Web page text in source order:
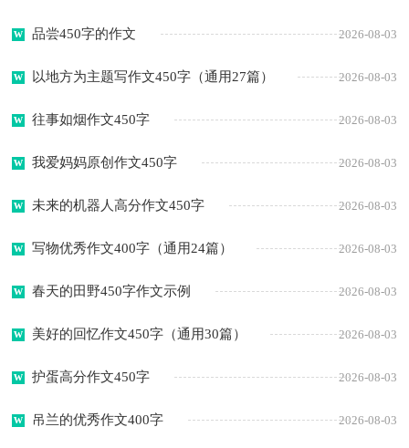
品尝450字的作文 2026-08-03
以地方为主题写作文450字（通用27篇） 2026-08-03
往事如烟作文450字 2026-08-03
我爱妈妈原创作文450字 2026-08-03
未来的机器人高分作文450字 2026-08-03
写物优秀作文400字（通用24篇） 2026-08-03
春天的田野450字作文示例 2026-08-03
美好的回忆作文450字（通用30篇） 2026-08-03
护蛋高分作文450字 2026-08-03
吊兰的优秀作文400字 2026-08-03